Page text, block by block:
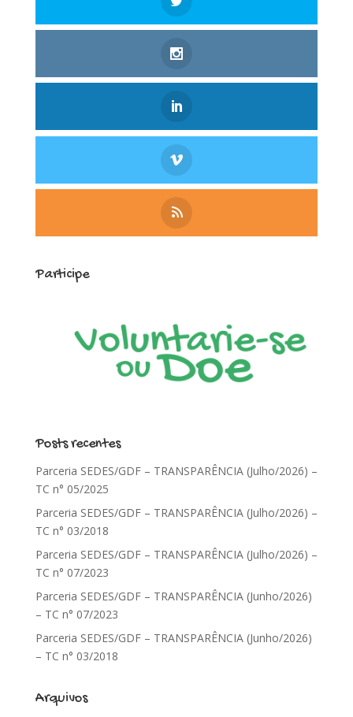
Participe
Posts recentes
Parceria SEDES/GDF – TRANSPARÊNCIA (Julho/2026) –
TC n° 05/2025
Parceria SEDES/GDF – TRANSPARÊNCIA (Julho/2026) –
TC n° 03/2018
Parceria SEDES/GDF – TRANSPARÊNCIA (Julho/2026) –
TC n° 07/2023
Parceria SEDES/GDF – TRANSPARÊNCIA (Junho/2026)
– TC n° 07/2023
Parceria SEDES/GDF – TRANSPARÊNCIA (Junho/2026)
– TC n° 03/2018
Arquivos